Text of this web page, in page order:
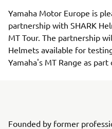
Yamaha Motor Europe is
partnership with SHARK
MT Tour. The partnership
Helmets available for
Yamaha's MT Range as
Founded by former